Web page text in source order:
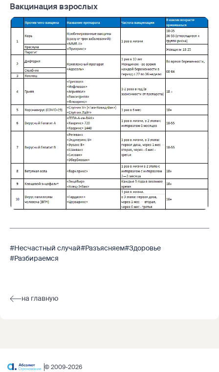
Вакцинация взрослых
#Несчастный случай#Разъясняем#Здоровье
#Разбираемся
на главную
© 2009-2026